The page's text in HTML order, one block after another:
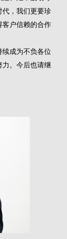
代，我们更要珍
客户信赖的合作
成为不负各位
力。今后也请继